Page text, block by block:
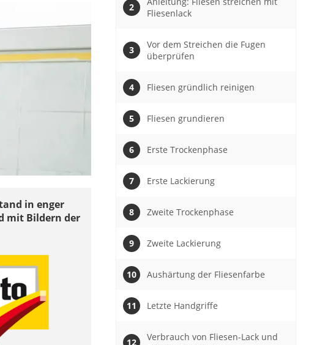
in enger
mit Bildern der
Fliesenlack
Vor dem Streichen die Fugen
überprüfen
Fliesen gründlich reinigen
Fliesen grundieren
Erste Trockenphase
Erste Lackierung
Zweite Trockenphase
Zweite Lackierung
Aushärtung der Fliesenfarbe
Letzte Handgriffe
Verbrauch von Fliesen-Lack und